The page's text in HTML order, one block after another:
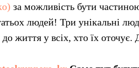
за можливість бути
людей! Три унікальні
життя у всіх, хто їх